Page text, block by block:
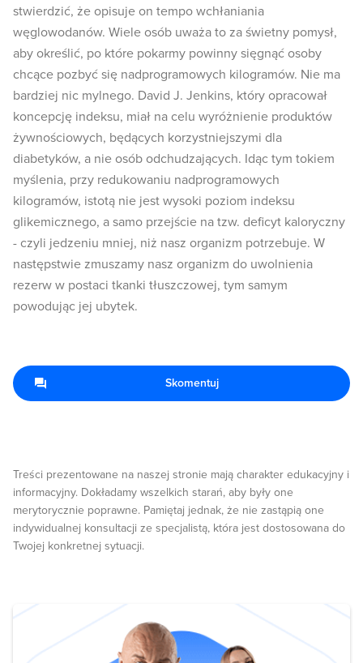
stwierdzić, że opisuje on tempo wchłaniania
węglowodanów. Wiele osób uważa to za świetny pomysł,
aby określić, po które pokarmy powinny sięgnąć osoby
chcące pozbyć się nadprogramowych kilogramów. Nie ma
bardziej nic mylnego. David J. Jenkins, który opracował
koncepcję indeksu, miał na celu wyróżnienie produktów
żywnościowych, będących korzystniejszymi dla
diabetyków, a nie osób odchudzających. Idąc tym tokiem
myślenia, przy redukowaniu nadprogramowych
kilogramów, istotą nie jest wysoki poziom indeksu
glikemicznego, a samo przejście na tzw. deficyt kaloryczny
- czyli jedzeniu mniej, niż nasz organizm potrzebuje. W
następstwie zmuszamy nasz organizm do uwolnienia
rezerw w postaci tkanki tłuszczowej, tym samym
powodując jej ubytek.
Treści prezentowane na naszej stronie mają charakter edukacyjny i
informacyjny. Dokładamy wszelkich starań, aby były one
merytorycznie poprawne. Pamiętaj jednak, że nie zastąpią one
indywidualnej konsultacji ze specjalistą, która jest dostosowana do
Twojej konkretnej sytuacji.
Skomentuj